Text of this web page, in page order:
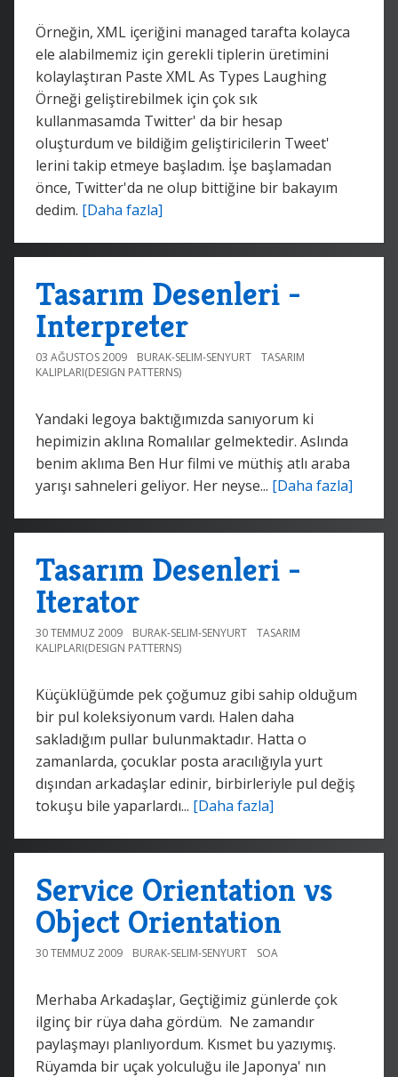
Örneğin, XML içeriğini managed tarafta kolayca
ele alabilmemiz için gerekli tiplerin üretimini
kolaylaştıran Paste XML As Types Laughing
Örneği geliştirebilmek için çok sık
kullanmasamda Twitter' da bir hesap
oluşturdum ve bildiğim geliştiricilerin Tweet'
lerini takip etmeye başladım. İşe başlamadan
önce, Twitter'da ne olup bittiğine bir bakayım
dedim. [Daha fazla]
Tasarım Desenleri -
Interpreter
03 AĞUSTOS 2009 BURAK-SELIM-SENYURT
TASARIM
KALIPLARI(DESIGN PATTERNS)
Yandaki legoya baktığımızda sanıyorum ki
hepimizin aklına Romalılar gelmektedir. Aslında
benim aklıma Ben Hur filmi ve müthiş atlı araba
yarışı sahneleri geliyor. Her neyse... [Daha fazla]
Tasarım Desenleri -
Iterator
30 TEMMUZ 2009 BURAK-SELIM-SENYURT
TASARIM
KALIPLARI(DESIGN PATTERNS)
Küçüklüğümde pek çoğumuz gibi sahip olduğum
bir pul koleksiyonum vardı. Halen daha
sakladığım pullar bulunmaktadır. Hatta o
zamanlarda, çocuklar posta aracılığıyla yurt
dışından arkadaşlar edinir, birbirleriyle pul değiş
tokuşu bile yaparlardı... [Daha fazla]
Service Orientation vs
Object Orientation
30 TEMMUZ 2009 BURAK-SELIM-SENYURT SOA
Merhaba Arkadaşlar, Geçtiğimiz günlerde çok
ilginç bir rüya daha gördüm. Ne zamandır
paylaşmayı planlıyordum. Kısmet bu yazıymış.
Rüyamda bir uçak yolculuğu ile Japonya' nın